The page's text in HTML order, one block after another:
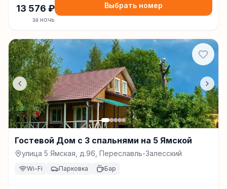
13 576 ₽
за ночь
Выбрать номер
Гостевой Дом с 3 спальнями на 5 Ямской
улица 5 Ямская, д.96, Переславль-Залесский
Wi-Fi Парковка Бар